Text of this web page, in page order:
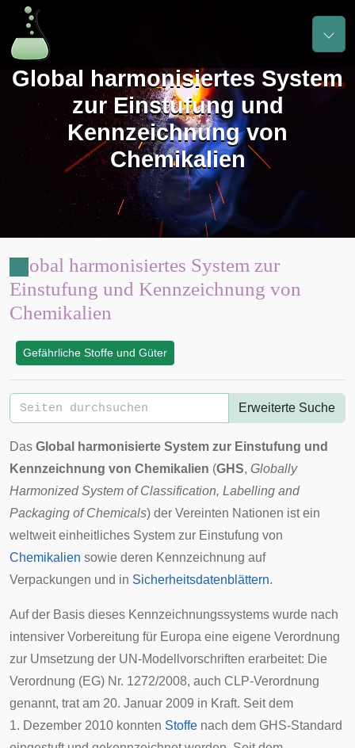
Global harmonisiertes System
zur Einstufung und
Kennzeichnung von
Chemikalien
Global harmonisiertes System zur
Einstufung und Kennzeichnung von
Chemikalien
Gefährliche Stoffe und Güter
Erweiterte Suche
Das Global harmonisierte System zur Einstufung und
Kennzeichnung von Chemikalien (GHS, Globally
Harmonized System of Classification, Labelling and
Packaging of Chemicals) der Vereinten Nationen ist ein
weltweit einheitliches System zur Einstufung von
Chemikalien sowie deren Kennzeichnung auf
Verpackungen und in Sicherheitsdatenblättern.
Auf der Basis dieses Kennzeichnungssystems wurde nach
intensiver Vorbereitung für Europa eine eigene Verordnung
zur Umsetzung der UN-Modellvorschriften erarbeitet: Die
Verordnung (EG) Nr. 1272/2008, auch CLP-Verordnung
genannt, trat am 20. Januar 2009 in Kraft. Seit dem
1. Dezember 2010 konnten Stoffe nach dem GHS-Standard